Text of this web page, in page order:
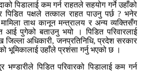
पिडालाई कम गर्न राहतले सहयोग गर्ने उहाँको
पक्षले तत्काल राहत पाउनु पर्छ ? भनेर
ताथ कानून मन्त्रालय र अन्य व्यक्तिसँग
पुगेको बताउनु भयो । पिडित परिवारलाई
जिल्ला अधिकारी, जनप्रतिनिधि, प्रदेश सरकार
भूमिकालाई उहाँले प्रशंसा गर्नु भएको छ ।
भण्डारीले पिडित परिवारको पिडालाई कम गर्न